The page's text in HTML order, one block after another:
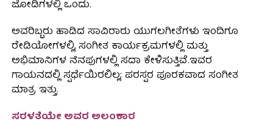
ಜೋಡಿಗಳಲ್ಲಿ ಒಂದು.
ಅವರಿಬ್ಬರು ಹಾಡಿದ ಸಾವಿರಾರು ಯುಗಲಗೀತೆಗಳು ಇಂದಿಗೂ
ರೇಡಿಯೋಗಳಲ್ಲಿ, ಸಂಗೀತ ಕಾರ್ಯಕ್ರಮಗಳಲ್ಲಿ ಮತ್ತು
ಅಭಿಮಾನಿಗಳ ನೆನಪುಗಳಲ್ಲಿ ಸದಾ ಕೇಳಿಸುತ್ತಿವೆ.ಇವರ
ಗಾಯನದಲ್ಲಿ ಸ್ಪರ್ಧೆಯಿರಲಿಲ್ಲ; ಪರಸ್ಪರ ಪೂರಕವಾದ ಸಂಗೀತ
ಮಾತ್ರ ಇತ್ತು.
ಸರಳತೆಯೇ ಅವರ ಅಲಂಕಾರ